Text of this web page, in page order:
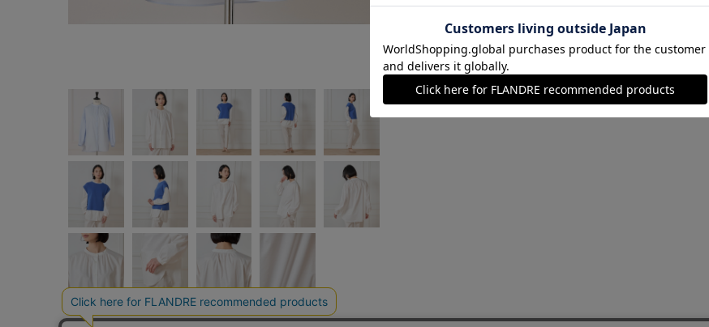
サックス
￥6,303 (税込)